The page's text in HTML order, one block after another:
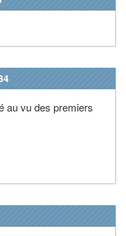
au vu des premiers